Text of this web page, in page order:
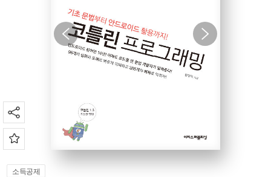
소득공제